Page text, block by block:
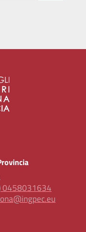
0458031634